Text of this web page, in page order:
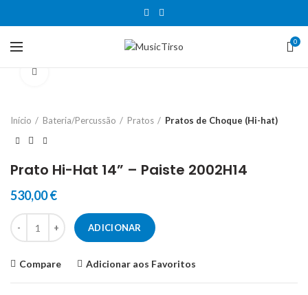
0
Início Bateria/Percussão Pratos Pratos de Choque (Hi-hat)
Prato Hi-Hat 14” – Paiste 2002H14
530,00€
Quantidade de Prato Hi-Hat 14'' - Paiste 2002H14
ADICIONAR
Compare Adicionar aos Favoritos